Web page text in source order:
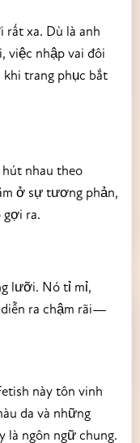
xa. Dù là anh
việc nhập vai đôi
trang phục bắt
nhau theo
ở sự tương phản,
gợi ra.
lưỡi. Nó tỉ mỉ,
ra chậm rãi—
này tôn vinh
da và những
ngôn ngữ chung.